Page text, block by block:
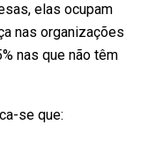
elas ocupam
nas organizações
nas que não têm
se que: